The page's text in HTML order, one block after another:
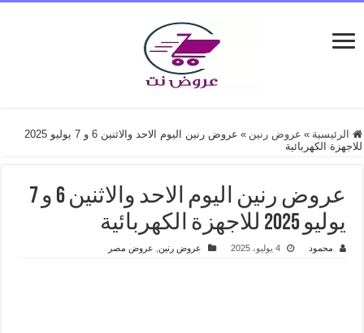
الرئيسية » عروض رنين »
عروض رنين اليوم الاحد والاثنين 6 و 7 يوليو 2025
للاجهزة الكهربائية
عروض رنين اليوم الاحد والاثنين 6 و 7
يوليو 2025 للاجهزة الكهربائية
محمود 4 يوليو، 2025 عروض رنين, عروض مصر